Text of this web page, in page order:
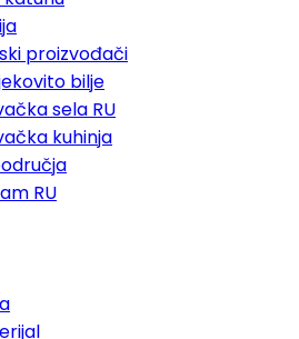
proizvođači
bilje
sela RU
kuhinja
RU